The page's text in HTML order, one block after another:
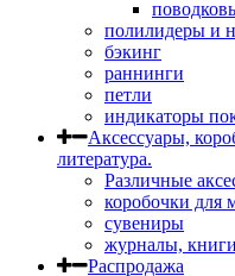
полилидеры и
бэкинг
раннинги
петли
индикаторы
Аксессуары,
литература.
Различные
коробочки для
сувениры
журналы,
Распродажа